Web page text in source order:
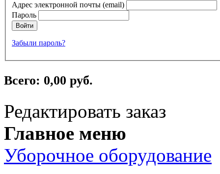
Адрес электронной почты (email)
Пароль
Войти
Забыли пароль?
Всего: 0,00 руб.
Редактировать заказ
Главное меню
Уборочное оборудование